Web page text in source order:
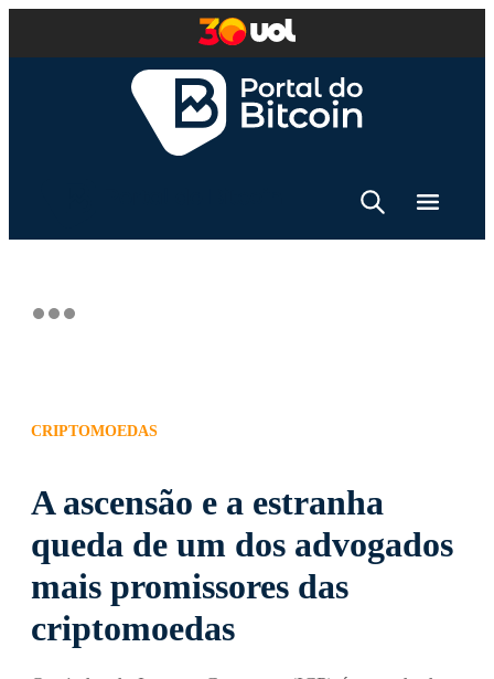
CRIPTOMOEDAS
A ascensão e a estranha
queda de um dos advogados
mais promissores das
criptomoedas